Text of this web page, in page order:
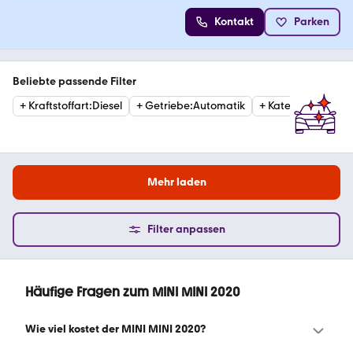
Kontakt Parken
Beliebte passende Filter
+ Kraftstoffart:Diesel +Getriebe:Automatik + Kategorie:
Mehr laden
Filter anpassen
Häufige Fragen zum MINI MINI 2020
Wie viel kostet der MINI MINI 2020?